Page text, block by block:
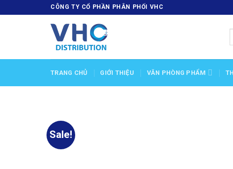
to
CÔNG TY CỔ PHẦN PHÂN PHỐI VHC
TRANG CHỦ GIỚI THIỆU VĂN PHÒNG PHẨM
Sale!